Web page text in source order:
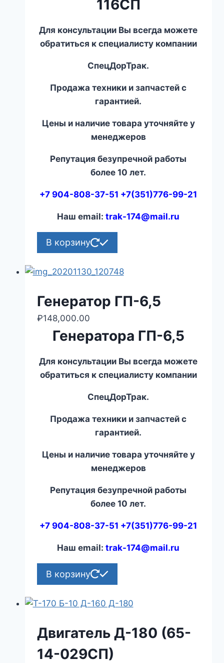
116СП
Для консультации Вы всегда можете
обратиться к специалисту компании
СпецДорТрак.
Продажа техники и запчастей с
гарантией.
Цены и наличие товара уточняйте у
менеджеров
Репутация безупречной работы
более 10 лет.
+7 904-808-37-51 +7(351)776-99-21
Наш email:trak-174@mail.ru
В корзину
Генератор ГП-6,5
₽148,000.00
Генератора ГП-6,5
Для консультации Вы всегда можете
обратиться к специалисту компании
СпецДорТрак.
Продажа техники и запчастей с
гарантией.
Цены и наличие товара уточняйте у
менеджеров
Репутация безупречной работы
более 10 лет.
+7 904-808-37-51 +7(351)776-99-21
Наш email:trak-174@mail.ru
В корзину
Двигатель Д-180 (65-
14-029СП)